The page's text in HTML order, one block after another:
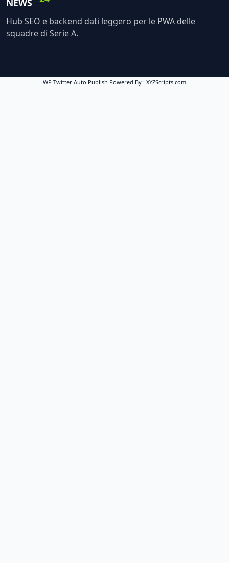
Hub SEO e backend dati leggero per le PWA delle
squadre di Serie A.
WP Twitter Auto Publish Powered By : XYZScripts.com